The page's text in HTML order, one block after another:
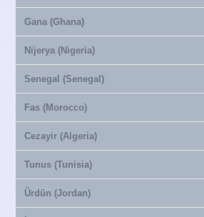
Gana (Ghana)
Nijerya (Nigeria)
Senegal (Senegal)
Fas (Morocco)
Cezayir (Algeria)
Tunus (Tunisia)
Ürdün (Jordan)